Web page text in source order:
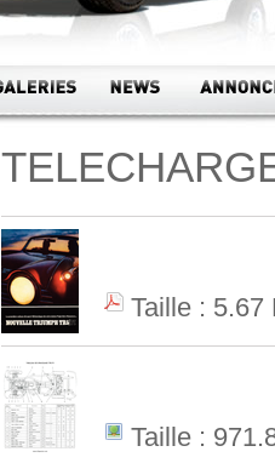
Taille : 5.67
Taille :